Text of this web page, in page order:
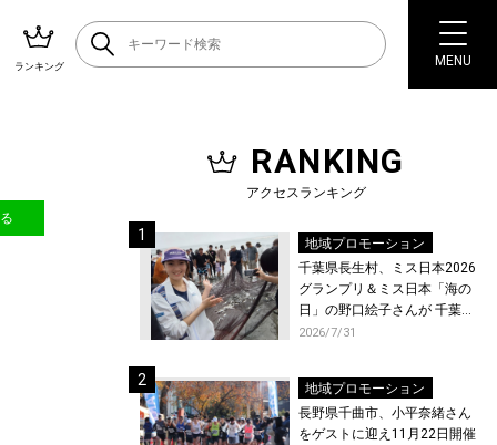
ランキング MENU
RANKING
アクセスランキング
地域プロモーション
千葉県長生村、ミス日本2026
グランプリ＆ミス日本「海の
日」の野口絵子さんが 千葉県
唯一の村・長生村で地引網を
2026/7/31
地域プロモーション
長野県千曲市、小平奈緒さん
をゲストに迎え11月22日開催